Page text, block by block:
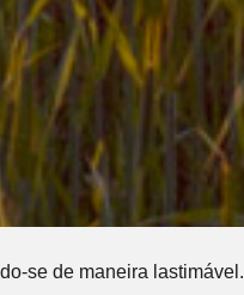
se de maneira lastimável.